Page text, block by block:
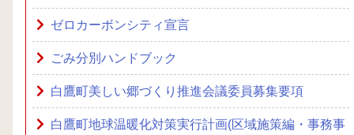
ゼロカーボンシティ宣言
ごみ分別ハンドブック
白鷹町美しい郷づくり推進会議委員募集要項
白鷹町地球温暖化対策実行計画(区域施策編・事務事